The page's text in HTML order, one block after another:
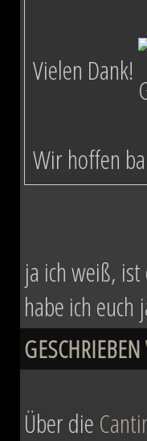
Vielen Dank!
Wir hoffen
ja ich weiß,
habe ich euch
Über die